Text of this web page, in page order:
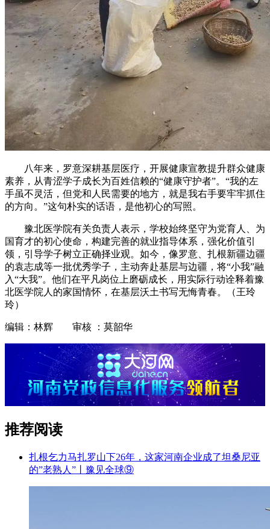
八年来，罗意深耕基层医疗，开展健康宣教提升群众健康
素养，从青涩学子成长为百姓信赖的“健康守护者”。“我的左
手虽不灵活，但党和人民需要的地方，就是我右手要牢牢抓住
的方向。”这句朴实的话语，是他初心的写照。
豫北医学院有关负责人表示，学校始终坚守为党育人、为
国育才的初心使命，构建完善的就业指导体系，强化价值引
领，引导学子树立正确择业观。如今，像罗意、扎根新疆边疆
的袁志成等一批优秀学子，主动奔赴基层与边疆，将“小我”融
入“大我”。他们在平凡岗位上磨砺成长，用实际行动诠释着豫
北医学院人的家国情怀，在基层沃土书写无悔青春。（王玲
玲）
编辑：林辉 审核 ：莫韶华
推荐阅读
扎根乞力马扎罗山下26年，这家河南企业成了坦桑尼亚
的”老熟人”丨豫见全球⑨